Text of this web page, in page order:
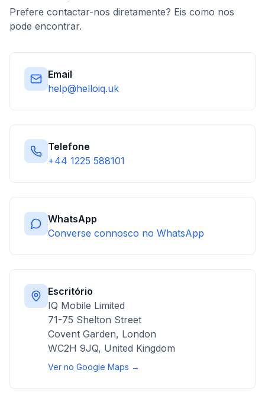
Prefere contactar-nos diretamente? Eis como nos
pode encontrar.
Email
help@helloiq.uk
Telefone
+44 1225 588101
WhatsApp
Converse connosco no WhatsApp
Escritório
IQ Mobile Limited
71-75 Shelton Street
Covent Garden, London
WC2H 9JQ, United Kingdom
Ver no Google Maps →